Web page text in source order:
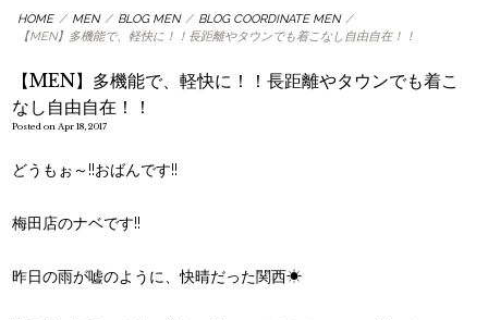
HOME / MEN / BLOG MEN / BLOG COORDINATE MEN /
【MEN】多機能で、軽快に！！長距離やタウンでも着こなし自由自在！！
【MEN】多機能で、軽快に！！長距離やタウンでも着こ
なし自由自在！！
Posted on Apr 18, 2017
どうもぉ～!!おばんです!!
梅田店のナベです!!
昨日の雨が嘘のように、快晴だった関西☀